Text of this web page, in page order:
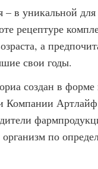
– в уникальной
рецептуре
а
свои годы.
создан в
Компании
по